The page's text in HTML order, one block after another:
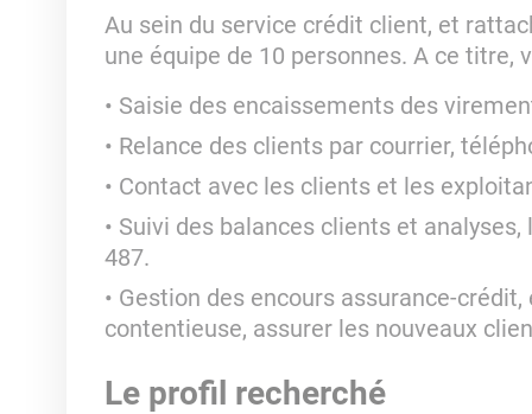
Au sein du service crédit client, et
une équipe de 10 personnes. A ce titre,
Saisie des encaissements des
Relance des clients par courrier,
Contact avec les clients et les
Suivi des balances clients et
487.
Gestion des encours assurance-
contentieuse, assurer les nouveaux
Le profil recherché